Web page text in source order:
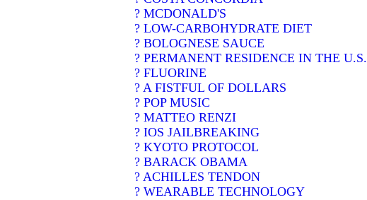
? MCDONALD'S
? LOW-CARBOHYDRATE DIET
? BOLOGNESE SAUCE
? PERMANENT RESIDENCE IN THE U.S.
? FLUORINE
? A FISTFUL OF DOLLARS
? POP MUSIC
? MATTEO RENZI
? IOS JAILBREAKING
? KYOTO PROTOCOL
? BARACK OBAMA
? ACHILLES TENDON
? WEARABLE TECHNOLOGY